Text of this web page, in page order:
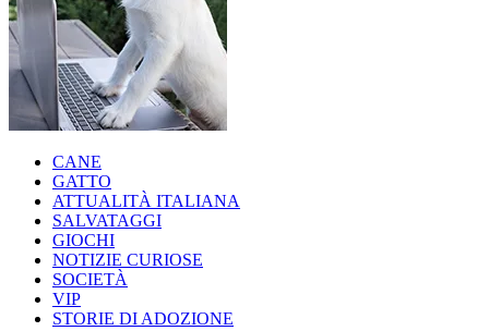
CANE
GATTO
ATTUALITÀ ITALIANA
SALVATAGGI
GIOCHI
NOTIZIE CURIOSE
SOCIETÀ
VIP
STORIE DI ADOZIONE